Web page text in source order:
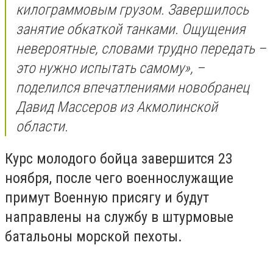
килограммовым грузом. Завершилось
занятие обкаткой танками. Ощущения
невероятные, словами трудно передать –
это нужно испытать самому», –
поделился впечатлениями новобранец
Давид Массеров из Акмолинской
области.
Курс молодого бойца завершится 23
ноября, после чего военнослужащие
примут Военную присягу и будут
направлены на службу в штурмовые
батальоны морской пехоты.